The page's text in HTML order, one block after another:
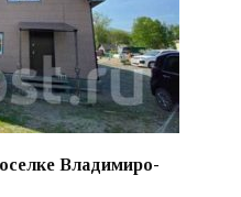
Владимиро-